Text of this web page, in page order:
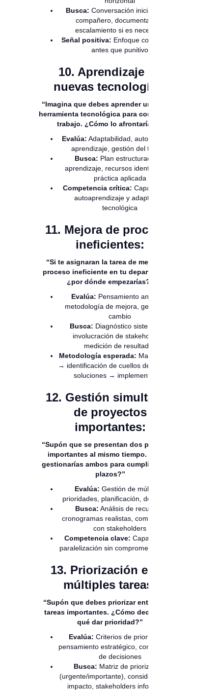
Busca: Conversación inicial con el
compañero, documentación,
escalamiento si es necesario
Señal positiva: Enfoque constructivo
antes que punitivo
10. Aprendizaje de
nuevas tecnologías:
“Imagina que debes aprender una nueva
herramienta tecnológica para completar tu
trabajo. ¿Cómo lo afrontarías?”
Evalúa: Adaptabilidad, autonomía en
aprendizaje, gestión del tiempo
Busca: Plan estructurado de
aprendizaje, recursos identificados,
práctica aplicada
Competencia crítica: Capacidad de
autoaprendizaje y adaptación
tecnológica
11. Mejora de procesos
ineficientes:
“Si te asignaran la tarea de mejorar un
proceso ineficiente en tu departamento,
¿por dónde empezarías?”
Evalúa: Pensamiento analítico,
metodología de mejora, gestión del
cambio
Busca: Diagnóstico sistemático,
involucración de stakeholders,
medición de resultados
Metodología esperada: Mapeo actual
→ identificación de cuellos de botella →
soluciones → implementación
12. Gestión simultánea
de proyectos
importantes:
“Supón que se presentan dos proyectos
importantes al mismo tiempo. ¿Cómo
gestionarías ambos para cumplir con los
plazos?”
Evalúa: Gestión de múltiples
prioridades, planificación, delegación
Busca: Análisis de recursos,
cronogramas realistas, comunicación
con stakeholders
Competencia clave: Capacidad de
paralelización sin comprometer calidad
13. Priorización entre
múltiples tareas:
“Supón que debes priorizar entre varias
tareas importantes. ¿Cómo decidirías a
qué dar prioridad?”
Evalúa: Criterios de priorización,
pensamiento estratégico, comunicación
de decisiones
Busca: Matriz de priorización
(urgente/importante), consideración de
impacto, stakeholders informados